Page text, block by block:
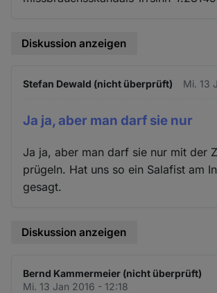
Diskussion anzeigen
Stefan Dewald (nicht überprüft) Mi. 13
Ja ja, aber man darf sie nur
Ja ja, aber man darf sie nur mit der
prügeln. Hat uns so ein Salafist am
gesagt.
Diskussion anzeigen
Bernd Kammermeier (nicht überprüft)
Mi. 13 Jan 2016 - 12:18